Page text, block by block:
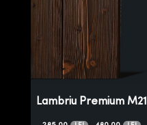
Lambriu Premium M21